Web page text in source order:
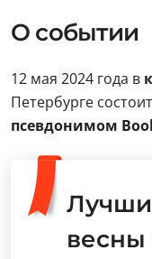
О событии
12 мая 2024 года в
Петербурге
псевдонимом
весны